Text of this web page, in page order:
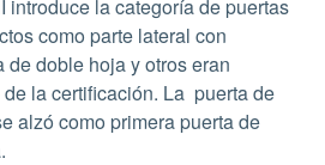
introduce la categoría de puertas
como parte lateral con
de doble hoja y otros eran
la certificación. La puerta de
alzó como primera puerta de